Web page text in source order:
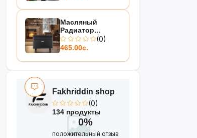
Масляный
Радиатор...
(0)
465.00с.
Fakhriddin shop
(0)
134 продукты
0%
положительный отзыв